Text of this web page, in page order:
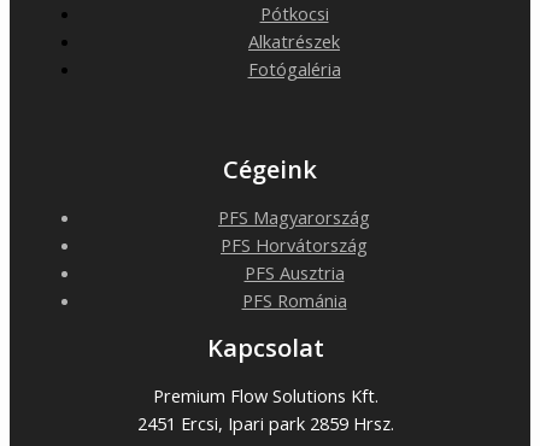
Pótkocsi
Alkatrészek
Fotógaléria
Cégeink
PFS Magyarország
PFS Horvátország
PFS Ausztria
PFS Románia
Kapcsolat
Premium Flow Solutions Kft.
2451 Ercsi, Ipari park 2859 Hrsz.